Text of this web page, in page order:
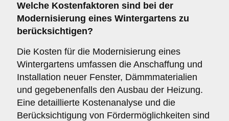
Welche Kostenfaktoren sind bei der
Modernisierung eines Wintergartens zu
berücksichtigen?
Die Kosten für die Modernisierung eines
Wintergartens umfassen die Anschaffung und
Installation neuer Fenster, Dämmmaterialien
und gegebenenfalls den Ausbau der Heizung.
Eine detaillierte Kostenanalyse und die
Berücksichtigung von Fördermöglichkeiten sind